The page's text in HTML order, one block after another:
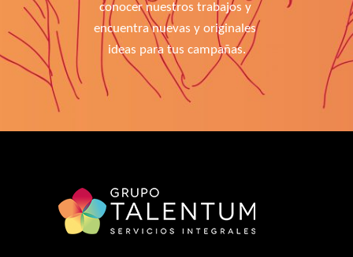
conocer nuestros trabajos y
encuentra nuevas y originales
ideas para tus campañas.